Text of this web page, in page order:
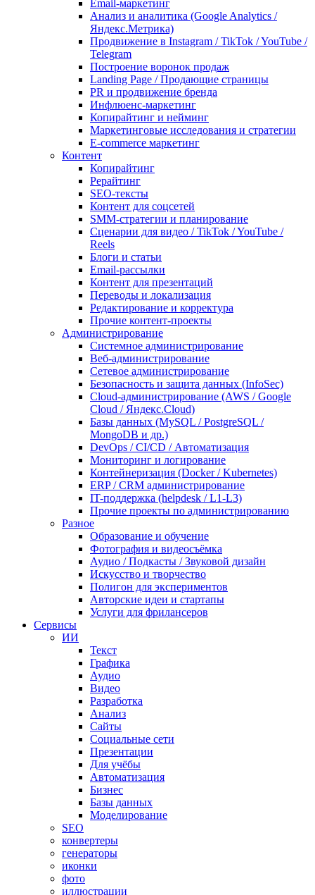
Email-маркетинг
Анализ и аналитика (Google Analytics /
Яндекс.Метрика)
Продвижение в Instagram / TikTok / YouTube /
Telegram
Построение воронок продаж
Landing Page / Продающие страницы
PR и продвижение бренда
Инфлюенс-маркетинг
Копирайтинг и нейминг
Маркетинговые исследования и стратегии
E-commerce маркетинг
Контент
Копирайтинг
Рерайтинг
SEO-тексты
Контент для соцсетей
SMM-стратегии и планирование
Сценарии для видео / TikTok / YouTube /
Reels
Блоги и статьи
Email-рассылки
Контент для презентаций
Переводы и локализация
Редактирование и корректура
Прочие контент-проекты
Администрирование
Системное администрирование
Веб-администрирование
Сетевое администрирование
Безопасность и защита данных (InfoSec)
Cloud-администрирование (AWS / Google
Cloud / Яндекс.Cloud)
Базы данных (MySQL / PostgreSQL /
MongoDB и др.)
DevOps / CI/CD / Автоматизация
Мониторинг и логирование
Контейнеризация (Docker / Kubernetes)
ERP / CRM администрирование
IT-поддержка (helpdesk / L1-L3)
Прочие проекты по администрированию
Разное
Образование и обучение
Фотография и видеосъёмка
Аудио / Подкасты / Звуковой дизайн
Искусство и творчество
Полигон для экспериментов
Авторские идеи и стартапы
Услуги для фрилансеров
Сервисы
ИИ
Текст
Графика
Аудио
Видео
Разработка
Анализ
Сайты
Социальные сети
Презентации
Для учёбы
Автоматизация
Бизнес
Базы данных
Моделирование
SEO
конвертеры
генераторы
иконки
фото
иллюстрации